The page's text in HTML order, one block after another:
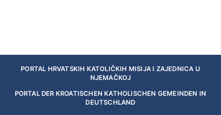
PORTAL HRVATSKIH KATOLIČKIH MISIJA I ZAJEDNICA U
NJEMAČKOJ
PORTAL DER KROATISCHEN KATHOLISCHEN GEMEINDEN IN
DEUTSCHLAND